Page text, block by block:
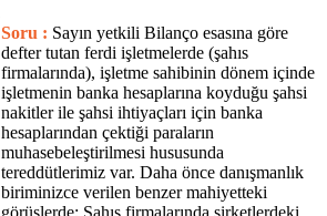
Soru : Sayın yetkili Bilanço esasına göre
defter tutan ferdi işletmelerde (şahıs
firmalarında), işletme sahibinin dönem içinde
işletmenin banka hesaplarına koyduğu şahsi
nakitler ile şahsi ihtiyaçları için banka
hesaplarından çektiği paraların
muhasebeleştirilmesi hususunda
tereddütlerimiz var. Daha önce danışmanlık
biriminizce verilen benzer mahiyetteki
görüşlerde; Şahıs firmalarında şirketlerdeki